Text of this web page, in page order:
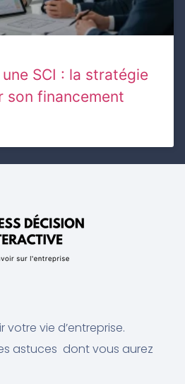
SCI : la stratégie
son financement
votre vie d’entreprise.
astuces dont vous aurez